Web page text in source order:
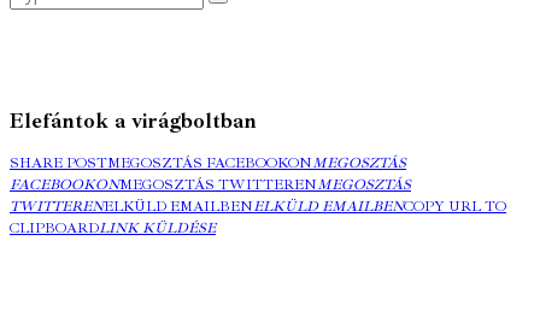
Elefántok a virágboltban
SHARE POSTMEGOSZTÁS FACEBOOKONMEGOSZTÁS
FACEBOOKONMEGOSZTÁS TWITTERENMEGOSZTÁS
TWITTERENELKÜLD EMAILBENELKÜLD EMAILBENCOPY URL TO
CLIPBOARDLINK KÜLDÉSE